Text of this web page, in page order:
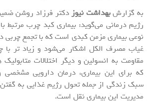
به گزارشبهداشت نیوزدکتر فرزاد روشن
رژیم درمانی می‌گوید: بیماری کبد چرب مرتبط با
نوعی بیماری مزمن کبدی است که با تجمع چربی
مقاومت به انسولین و دیگر اختلالات
که برای این بیماری، درمان دارویی مشخصی
سبک زندگی از جمله تحول رژیم غذایی به
مدیریت این بیماری نقل است.